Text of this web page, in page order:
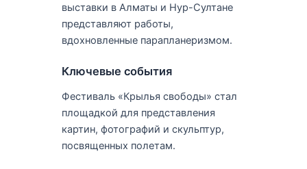
выставки в Алматы и Нур-Султане
представляют работы,
вдохновленные парапланеризмом.
Ключевые события
Фестиваль «Крылья свободы» стал
площадкой для представления
картин, фотографий и скульптур,
посвященных полетам.